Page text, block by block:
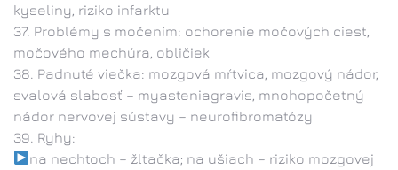
kyseliny, riziko infarktu
Problémy s močením: ochorenie močových ciest,
močového mechúra, obličiek
Padnuté viečka: mozgová mŕtvica, mozgový nádor,
svalová slabosť – myasteniagravis, mnohopočetný
nádor nervovej sústavy – neurofibromatózy
Ryhy:
na nechtoch – žltačka; na ušiach – riziko mozgovej